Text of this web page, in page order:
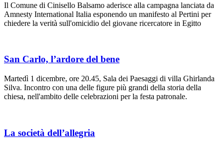
Il Comune di Cinisello Balsamo aderisce alla campagna lanciata da
Amnesty International Italia esponendo un manifesto al Pertini per
chiedere la verità sull'omicidio del giovane ricercatore in Egitto
San Carlo, l’ardore del bene
Martedì 1 dicembre, ore 20.45, Sala dei Paesaggi di villa Ghirlanda
Silva. Incontro con una delle figure più grandi della storia della
chiesa, nell'ambito delle celebrazioni per la festa patronale.
La società dell’allegria